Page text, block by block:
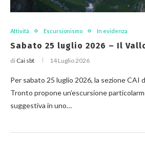
Attività Escursionismo In evidenza
Sabato 25 luglio 2026 – Il
di Cai sbt 14 Luglio 2026
Per sabato 25 luglio 2026, la sezione CAI
Tronto propone un’escursione
suggestiva in uno…